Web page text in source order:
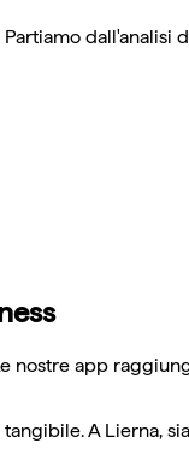
Partiamo dall'analisi
nostre app
A Lierna,